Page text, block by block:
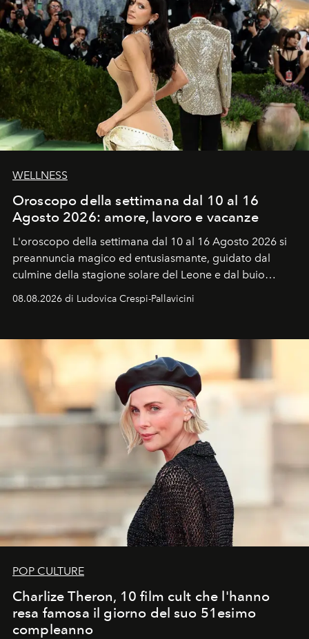
WELLNESS
Oroscopo della settimana dal 10 al 16
Agosto 2026: amore, lavoro e vacanze
L'oroscopo della settimana dal 10 al 16 Agosto 2026 si
preannuncia magico ed entusiasmante, guidato dal
culmine della stagione solare del Leone e dal buio
favorevole della Luna nuova in Leone del 12 agosto,
ideale per la notte delle Perseidi.
08.08.2026 di Ludovica Crespi-Pallavicini
POP CULTURE
Charlize Theron, 10 film cult che l'hanno
resa famosa il giorno del suo 51esimo
compleanno